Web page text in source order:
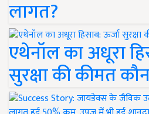
लागत?
एथेनॉल का अधूरा
सुरक्षा की कीमत